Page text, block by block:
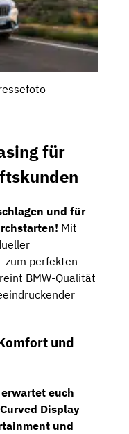
für
und für
Mit
zum perfekten
BMW-Qualität
und
euch
Curved Display
und